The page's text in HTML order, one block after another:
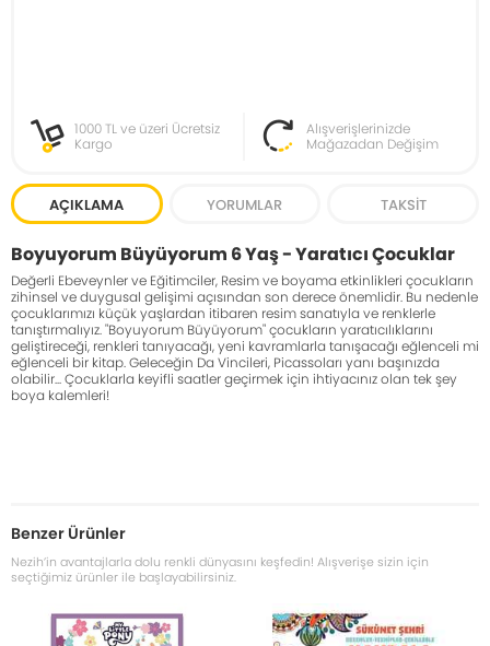
1000 TL ve üzeri Ücretsiz
Kargo
Alışverişlerinizde
Mağazadan Değişim
AÇIKLAMA YORUMLAR TAKSIT
Boyuyorum Büyüyorum 6 Yaş - Yaratıcı Çocuklar
Değerli Ebeveynler ve Eğitimciler, Resim ve boyama etkinlikleri çocukların
zihinsel ve duygusal gelişimi açısından son derece önemlidir. Bu nedenle
çocuklarımızı küçük yaşlardan itibaren resim sanatıyla ve renklerle
tanıştırmalıyız. "Boyuyorum Büyüyorum" çocukların yaratıcılıklarını
geliştireceği, renkleri tanıyacağı, yeni kavramlarla tanışacağı eğlenceli mi
eğlenceli bir kitap. Geleceğin Da Vincileri, Picassoları yanı başınızda
olabilir... Çocuklarla keyifli saatler geçirmek için ihtiyacınız olan tek şey
boya kalemleri!
Benzer Ürünler
Nezih’in avantajlarla dolu renkli dünyasını keşfedin! Alışverişe sizin için
seçtiğimiz ürünler ile başlayabilirsiniz.